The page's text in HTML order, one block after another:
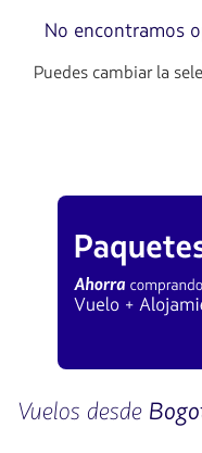
No encontramos
Puedes cambiar la
Vuelos desde